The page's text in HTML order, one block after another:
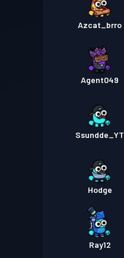
Azcat_brro
Agent049
Ssundde_YT
Hodge
Ray12